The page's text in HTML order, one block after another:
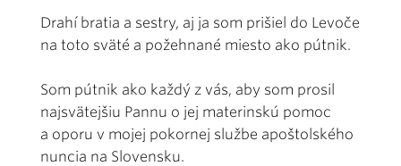
Drahí bratia a sestry, aj ja som prišiel do Levoče
na toto sväté a požehnané miesto ako pútnik.
Som pútnik ako každý z vás, aby som prosil
najsvätejšiu Pannu o jej materinskú pomoc
a oporu v mojej pokornej službe apoštolského
nuncia na Slovensku.